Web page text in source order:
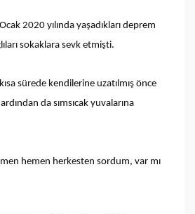
2020 yılında yaşadıkları deprem
sokaklara sevk etmişti.
sürede kendilerine uzatılmış önce
da sımsıcak yuvalarına
hemen herkesten sordum, var mı